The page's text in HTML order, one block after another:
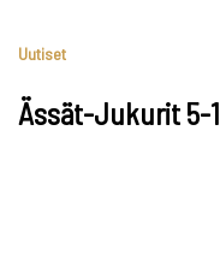
Ässät-Jukurit 5-1
Uutiset